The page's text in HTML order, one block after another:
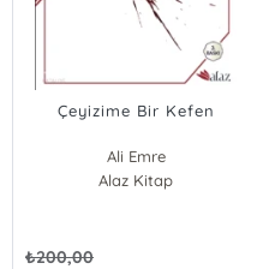
Çeyizime Bir Kefen
Ali Emre
Alaz Kitap
₺200,00